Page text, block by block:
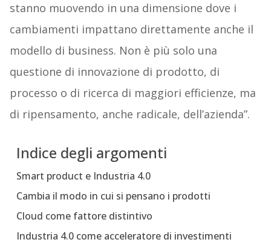
stanno muovendo in una dimensione dove i
cambiamenti impattano direttamente anche il
modello di business. Non è più solo una
questione di innovazione di prodotto, di
processo o di ricerca di maggiori efficienze, ma
di ripensamento, anche radicale, dell’azienda”.
Indice degli argomenti
Smart product e Industria 4.0
Cambia il modo in cui si pensano i prodotti
Cloud come fattore distintivo
Industria 4.0 come acceleratore di investimenti